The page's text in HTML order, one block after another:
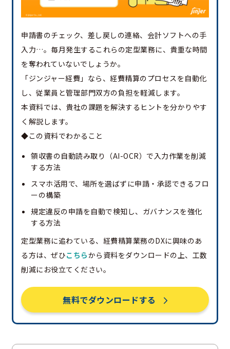
申請書のチェック、差し戻しの連絡、会計ソフトへの手
入力…。毎月発生するこれらの定型業務に、貴重な時間
を奪われていないでしょうか。
「ジンジャー経費」なら、経費精算のプロセスを自動化
し、従業員と管理部門双方の負担を軽減します。
本資料では、貴社の課題を解決するヒントを分かりやす
く解説します。
◆この資料でわかること
領収書の自動読み取り（AI-OCR）で入力作業を削減
する方法
スマホ活用で、場所を選ばずに申請・承認できるフロ
ーの構築
規定違反の申請を自動で検知し、ガバナンスを強化
する方法
定型業務に追わている、経費精算業務のDXに興味のあ
る方は、ぜひこちらから資料をダウンロードの上、工数
削減にお役立てください。
無料でダウンロードする